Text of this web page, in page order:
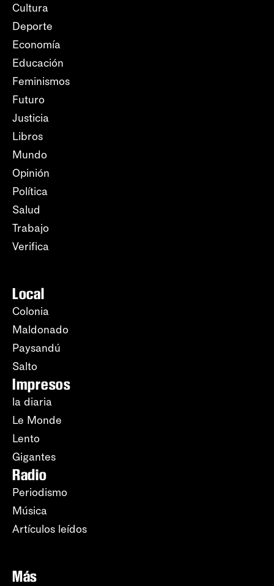
Cultura
Deporte
Economía
Educación
Feminismos
Futuro
Justicia
Libros
Mundo
Opinión
Política
Salud
Trabajo
Verifica
Local
Colonia
Maldonado
Paysandú
Salto
Impresos
la diaria
Le Monde
Lento
Gigantes
Radio
Periodismo
Música
Artículos leídos
Más